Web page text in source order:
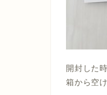
開封した
箱から空